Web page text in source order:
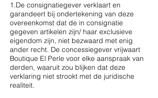
1.De consignatiegever verklaart en
garandeert bij ondertekening van deze
overeenkomst dat de in consignatie
gegeven artikelen zijn/ haar exclusieve
eigendom zijn, niet bezwaard met enig
ander recht. De concessiegever vrijwaart
Boutique El Perle voor elke aanspraak van
derden, waaruit zou blijken dat deze
verklaring niet strookt met de juridische
realiteit.